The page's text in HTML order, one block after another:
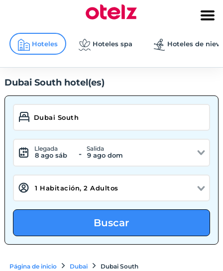
Hoteles Hoteles spa Hoteles de
Dubai South hotel(es)
Llegada
8 ago sáb -
Salida
9 ago dom
Buscar
Página de inicio Dubai Dubai South